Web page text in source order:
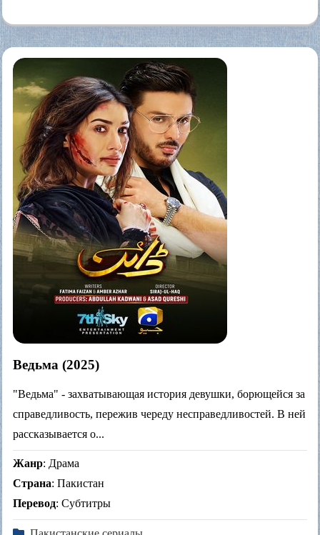
Ведьма (2025)
"Ведьма" - захватывающая история девушки, борющейся за
справедливость, пережив череду несправедливостей. В ней
рассказывается о...
Жанр: Драма
Страна: Пакистан
Перевод: Субтитры